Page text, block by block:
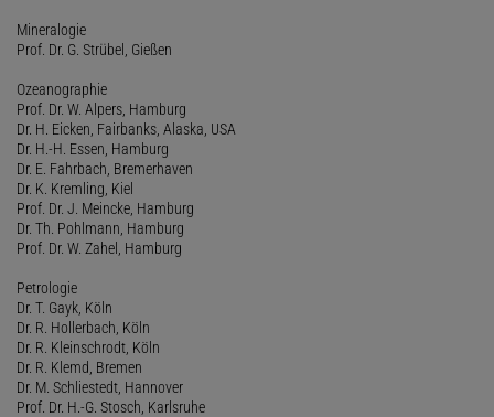
Mineralogie
Prof. Dr. G. Strübel, Gießen
Ozeanographie
Prof. Dr. W. Alpers, Hamburg
Dr. H. Eicken, Fairbanks, Alaska, USA
Dr. H.-H. Essen, Hamburg
Dr. E. Fahrbach, Bremerhaven
Dr. K. Kremling, Kiel
Prof. Dr. J. Meincke, Hamburg
Dr. Th. Pohlmann, Hamburg
Prof. Dr. W. Zahel, Hamburg
Petrologie
Dr. T. Gayk, Köln
Dr. R. Hollerbach, Köln
Dr. R. Kleinschrodt, Köln
Dr. R. Klemd, Bremen
Dr. M. Schliestedt, Hannover
Prof. Dr. H.-G. Stosch, Karlsruhe